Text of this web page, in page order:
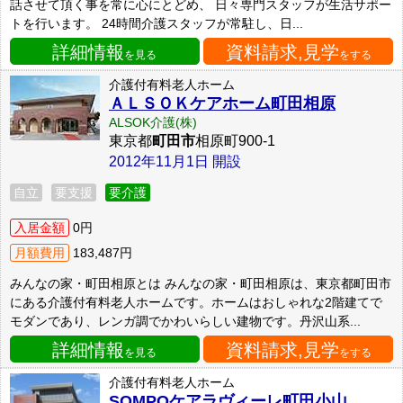
話させて頂く事を常に心にとどめ、 日々専門スタッフが生活サポー
トを行います。 24時間介護スタッフが常駐し、日...
詳細情報 を見る 資料請求,見学をする
介護付有料老人ホーム
ＡＬＳＯＫケアホーム町田相原
ALSOK介護(株)
東京都町田市相原町900-1
2012年11月1日 開設
自立 要支援 要介護
入居金額 0円
月額費用
183,487円
みんなの家・町田相原とは みんなの家・町田相原は、東京都町田市
にある介護付有料老人ホームです。ホームはおしゃれな2階建てで
モダンであり、レンガ調でかわいらしい建物です。丹沢山系...
詳細情報 を見る 資料請求,見学をする
介護付有料老人ホーム